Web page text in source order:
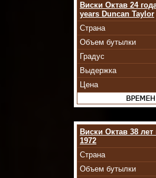
Виски Октав 24
years Duncan Taylor
Страна
Объем бутылки
Градус
Выдержка
Цена
Виски Октав 38
1972
Страна
Объем бутылки